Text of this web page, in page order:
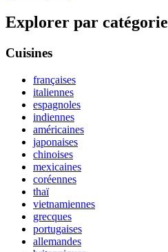
Explorer par catégorie
Cuisines
françaises
italiennes
espagnoles
indiennes
américaines
japonaises
chinoises
mexicaines
coréennes
thaï
vietnamiennes
grecques
portugaises
allemandes